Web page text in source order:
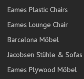
Eames Plastic Chairs
Eames Lounge Chair
Barcelona Möbel
Jacobsen Stühle & Sofas
Eames Plywood Möbel